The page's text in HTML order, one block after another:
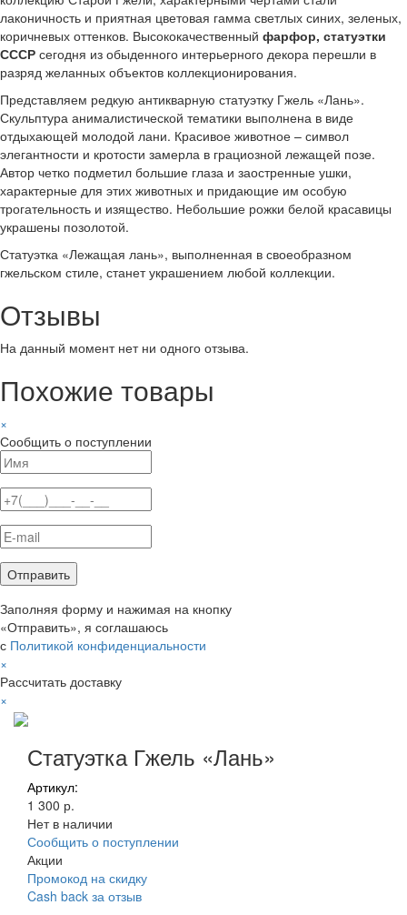
лаконичность и приятная цветовая гамма светлых синих, зеленых,
коричневых оттенков. Высококачественный фарфор, статуэтки
СССР сегодня из обыденного интерьерного декора перешли в
разряд желанных объектов коллекционирования.
Представляем редкую антикварную статуэтку Гжель «Лань».
Скульптура анималистической тематики выполнена в виде
отдыхающей молодой лани. Красивое животное – символ
элегантности и кротости замерла в грациозной лежащей позе.
Автор четко подметил большие глаза и заостренные ушки,
характерные для этих животных и придающие им особую
трогательность и изящество. Небольшие рожки белой красавицы
украшены позолотой.
Статуэтка «Лежащая лань», выполненная в своеобразном
гжельском стиле, станет украшением любой коллекции.
Отзывы
На данный момент нет ни одного отзыва.
Похожие товары
×
Сообщить о поступлении
Заполняя форму и нажимая на кнопку
«Отправить», я соглашаюсь
с Политикой конфиденциальности
×
Рассчитать доставку
×
Статуэтка Гжель «Лань»
Артикул:
1 300 р.
Нет в наличии
Сообщить о поступлении
Акции
Промокод на скидку
Cash back за отзыв